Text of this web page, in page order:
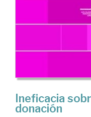
Ineficacia
donación